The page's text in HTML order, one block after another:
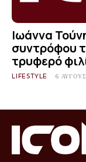
Ιωάννα
συντρόφου
τρυφερό
LIFESTYLE 6